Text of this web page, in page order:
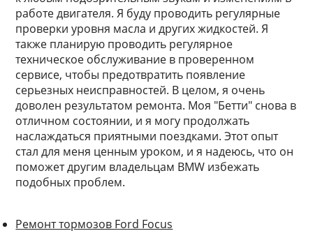
работе двигателя. Я буду проводить регулярные
проверки уровня масла и других жидкостей. Я
также планирую проводить регулярное
техническое обслуживание в проверенном
сервисе, чтобы предотвратить появление
серьезных неисправностей. В целом, я очень
доволен результатом ремонта. Моя "Бетти" снова в
отличном состоянии, и я могу продолжать
наслаждаться приятными поездками. Этот опыт
стал для меня ценным уроком, и я надеюсь, что он
поможет другим владельцам BMW избежать
подобных проблем.
Ремонт тормозов Ford Focus